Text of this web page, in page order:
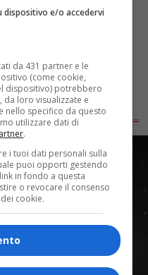
43 proposte
per le audizioni dal
si scontreranno a
2022 Amadeus insieme...
dispositivo e/o accedervi
da 431 partner e le
(come cookie,
dispositivo) potrebbero
da loro visualizzate e
nello specifico da questo
utilizzare dati di
.
i tuoi dati personali sulla
puoi opporti gestendo
in fondo a questa
o revocare il consenso
cookie.